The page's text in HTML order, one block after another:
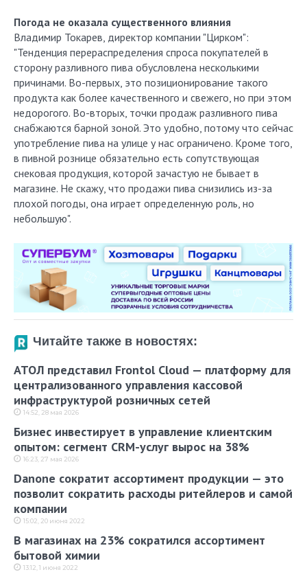
Погода не оказала существенного влияния
Владимир Токарев, директор компании "Цирком":
"Тенденция перераспределения спроса покупателей в
сторону разливного пива обусловлена несколькими
причинами. Во-первых, это позиционирование такого
продукта как более качественного и свежего, но при этом
недорогого. Во-вторых, точки продаж разливного пива
снабжаются барной зоной. Это удобно, потому что сейчас
употребление пива на улице у нас ограничено. Кроме того,
в пивной рознице обязательно есть сопутствующая
снековая продукция, которой зачастую не бывает в
магазине. Не скажу, что продажи пива снизились из-за
плохой погоды, она играет определенную роль, но
небольшую".
Читайте также в новостях:
АТОЛ представил Frontol Cloud — платформу для
централизованного управления кассовой
инфраструктурой розничных сетей
14:52, 28 мая 2026
Бизнес инвестирует в управление клиентским
опытом: сегмент CRM-услуг вырос на 38%
16:23, 27 мая 2026
Danone сократит ассортимент продукции — это
позволит сократить расходы ритейлеров и самой
компании
15:02, 20 июня 2022
В магазинах на 23% сократился ассортимент
бытовой химии
13:12, 1 июня 2022